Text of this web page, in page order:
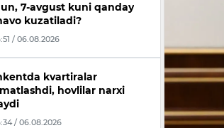
7-avgust kuni qanday
kuzatiladi?
/ 06.08.2026
kvartiralar
hovlilar narxi
/ 06.08.2026